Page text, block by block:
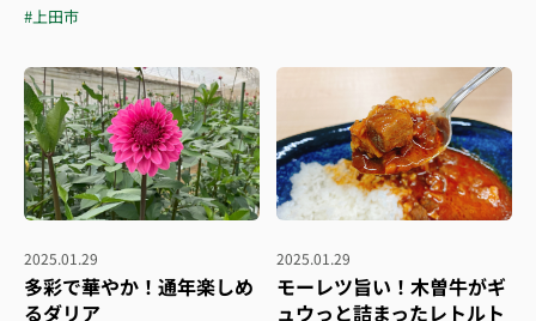
#上田市
2025.01.29
多彩で華やか！通年楽しめ
るダリア
2025.01.29
モーレツ旨い！木曽牛がギ
ュウっと詰まったレトルト